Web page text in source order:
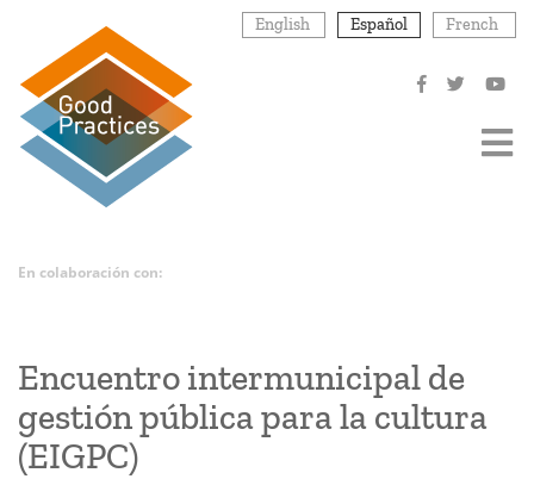
contenido
principal
English Español French
En colaboración con:
Encuentro intermunicipal de
gestión pública para la cultura
(EIGPC)